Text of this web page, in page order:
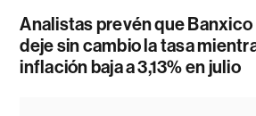
Analistas prevén que Banxico
deje sin cambio la tasa
inflación baja a 3,13% en julio